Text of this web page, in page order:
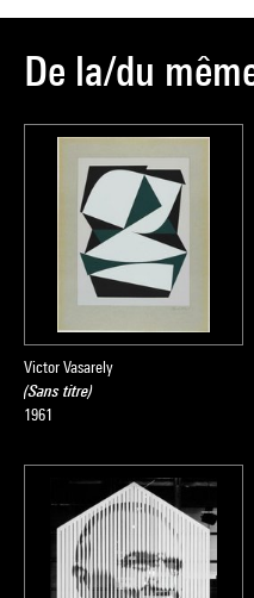
De la/du
Victor Vasarely
(Sans titre)
1961